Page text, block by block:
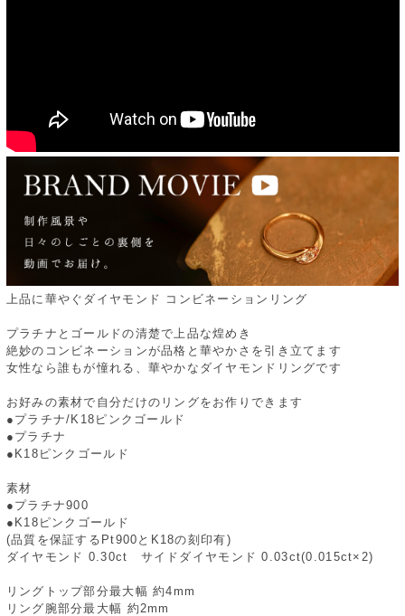
上品に華やぐダイヤモンド コンビネーションリング
プラチナとゴールドの清楚で上品な煌めき
絶妙のコンビネーションが品格と華やかさを引き立てます
女性なら誰もが憧れる、華やかなダイヤモンドリングです
お好みの素材で自分だけのリングをお作りできます
●プラチナ/K18ピンクゴールド
●プラチナ
●K18ピンクゴールド
素材
●プラチナ900
●K18ピンクゴールド
(品質を保証するPt900とK18の刻印有)
ダイヤモンド 0.30ct サイドダイヤモンド 0.03ct(0.015ct×2)
リングトップ部分最大幅 約4mm
リング腕部分最大幅 約2mm